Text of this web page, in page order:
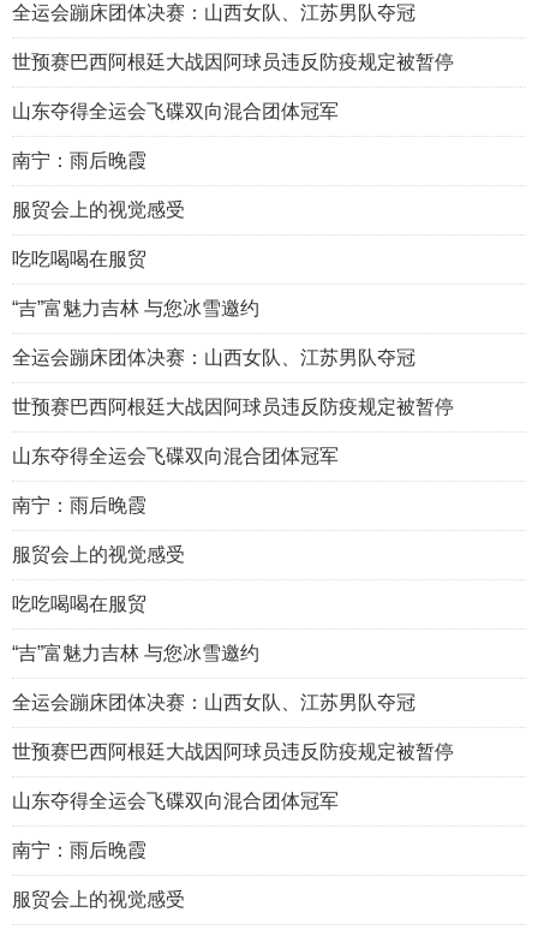
全运会蹦床团体决赛：山西女队、江苏男队夺冠
世预赛巴西阿根廷大战因阿球员违反防疫规定被暂停
山东夺得全运会飞碟双向混合团体冠军
南宁：雨后晚霞
服贸会上的视觉感受
吃吃喝喝在服贸
“吉”富魅力吉林 与您冰雪邀约
全运会蹦床团体决赛：山西女队、江苏男队夺冠
世预赛巴西阿根廷大战因阿球员违反防疫规定被暂停
山东夺得全运会飞碟双向混合团体冠军
南宁：雨后晚霞
服贸会上的视觉感受
吃吃喝喝在服贸
“吉”富魅力吉林 与您冰雪邀约
全运会蹦床团体决赛：山西女队、江苏男队夺冠
世预赛巴西阿根廷大战因阿球员违反防疫规定被暂停
山东夺得全运会飞碟双向混合团体冠军
南宁：雨后晚霞
服贸会上的视觉感受